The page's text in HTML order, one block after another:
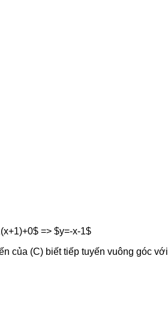
=> $y=-x-1$
của (C) biết tiếp tuyến vuông góc